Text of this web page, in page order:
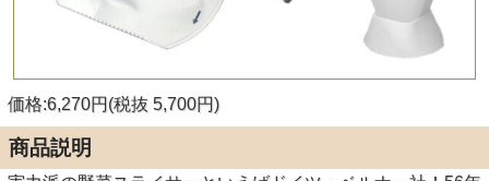
価格:6,270円(税抜 5,700円)
商品説明